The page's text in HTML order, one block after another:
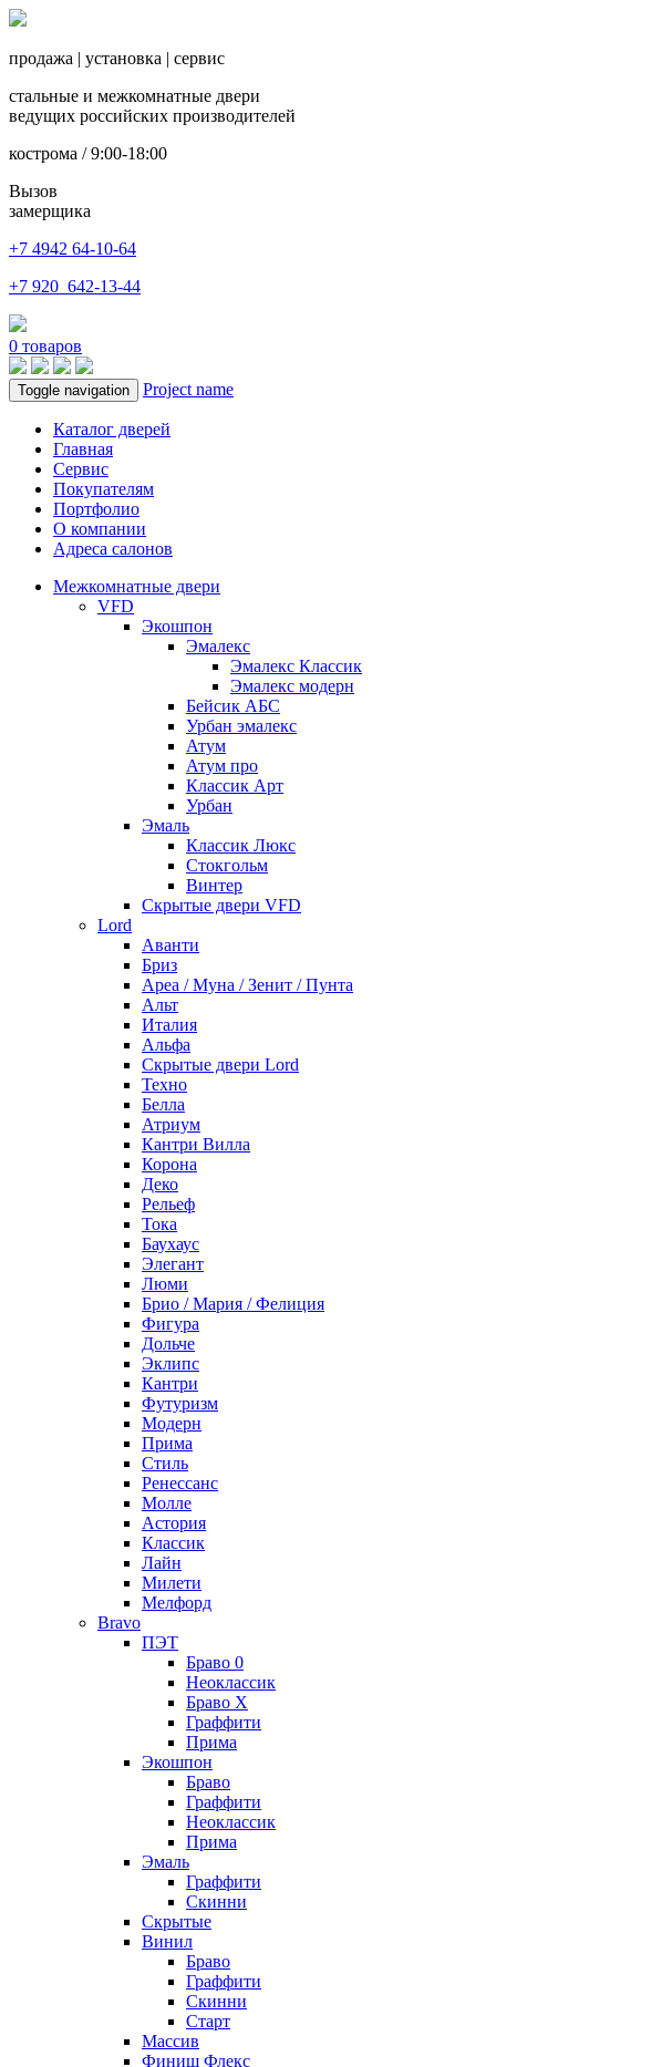
продажа | установка | сервис
стальные и межкомнатные двери
ведущих российских производителей
кострома / 9:00-18:00
Вызов
замерщика
+7 4942 64-10-64
+7 920 642-13-44
0 товаров
Toggle navigation Project name
Каталог дверей
Главная
Сервис
Покупателям
Портфолио
О компании
Адреса салонов
Межкомнатные двери
VFD
Экошпон
Эмалекс
Эмалекс Классик
Эмалекс модерн
Бейсик АБС
Урбан эмалекс
Атум
Атум про
Классик Арт
Урбан
Эмаль
Классик Люкс
Стокгольм
Винтер
Скрытые двери VFD
Lord
Аванти
Бриз
Ареа / Муна / Зенит / Пунта
Альт
Италия
Альфа
Скрытые двери Lord
Техно
Белла
Атриум
Кантри Вилла
Корона
Деко
Рельеф
Тока
Баухаус
Элегант
Люми
Брио / Мария / Фелиция
Фигура
Дольче
Эклипс
Кантри
Футуризм
Модерн
Прима
Стиль
Ренессанс
Молле
Астория
Классик
Лайн
Милети
Мелфорд
Bravo
ПЭТ
Браво 0
Неоклассик
Браво Х
Граффити
Прима
Экошпон
Браво
Граффити
Неоклассик
Прима
Эмаль
Граффити
Скинни
Скрытые
Винил
Браво
Граффити
Скинни
Старт
Массив
Финиш Флекс